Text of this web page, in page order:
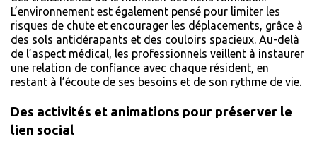
L’environnement est également pensé pour limiter les
risques de chute et encourager les déplacements, grâce à
des sols antidérapants et des couloirs spacieux. Au-delà
de l’aspect médical, les professionnels veillent à instaurer
une relation de confiance avec chaque résident, en
restant à l’écoute de ses besoins et de son rythme de vie.
Des activités et animations pour préserver le
lien social